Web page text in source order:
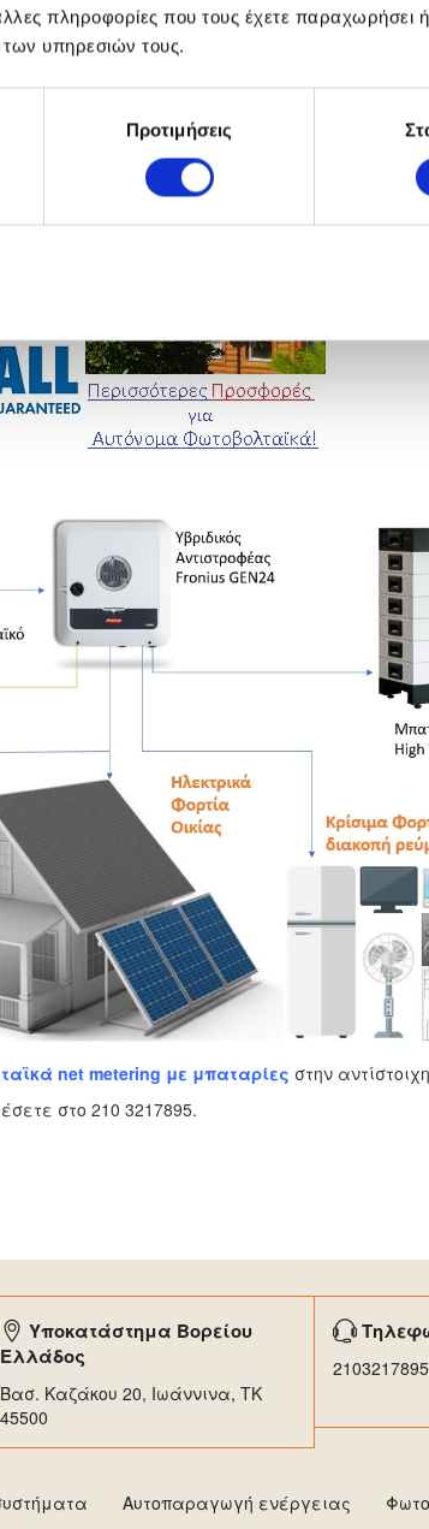
πληροφορίες που τους έχετε παραχωρήσει ή
υπηρεσιών τους.
Προτιμήσεις
στόχο την ορθή και μακροχρόνια
φακέλου με οδηγίες χρήσης-
πελατών 24h/24h-7d/7d.
ουσιαστική ΕΠΙΒΛΕΨΗ μηχανικού σε ΟΛΑ τα
net metering με μπαταρίες στην
στο 210 3217895.
Υποκατάστημα Βορείου
Ελλάδος
Βασ. Καζάκου 20, Ιωάννινα, ΤΚ
45500
2103217895
Αυτοπαραγωγή ενέργειας